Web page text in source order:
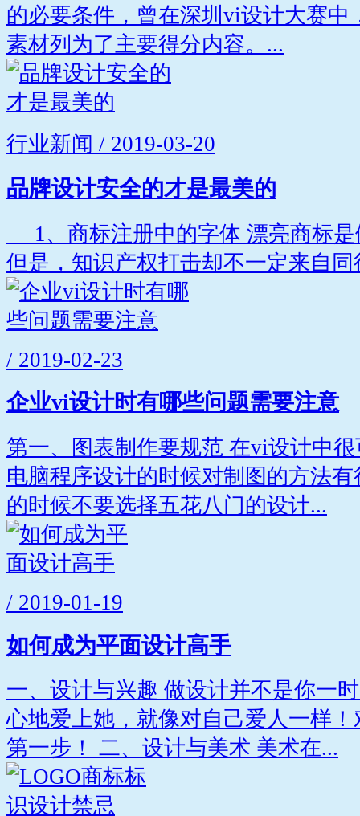
的必要条件，曾在深圳vi设计大赛
素材列为了主要得分内容。...
行业新闻 / 2019-03-20
品牌设计安全的才是最美的
1、商标注册中的字体 漂亮商标是
但是，知识产权打击却不一定来自
/ 2019-02-23
企业vi设计时有哪些问题需要注意
第一、图表制作要规范 在vi设计中
电脑程序设计的时候对制图的方法
的时候不要选择五花八门的设计...
/ 2019-01-19
如何成为平面设计高手
一、设计与兴趣 做设计并不是你一
心地爱上她，就像对自己爱人一样
第一步！ 二、设计与美术 美术在...